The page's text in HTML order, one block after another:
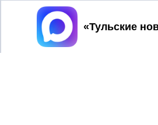
Принять